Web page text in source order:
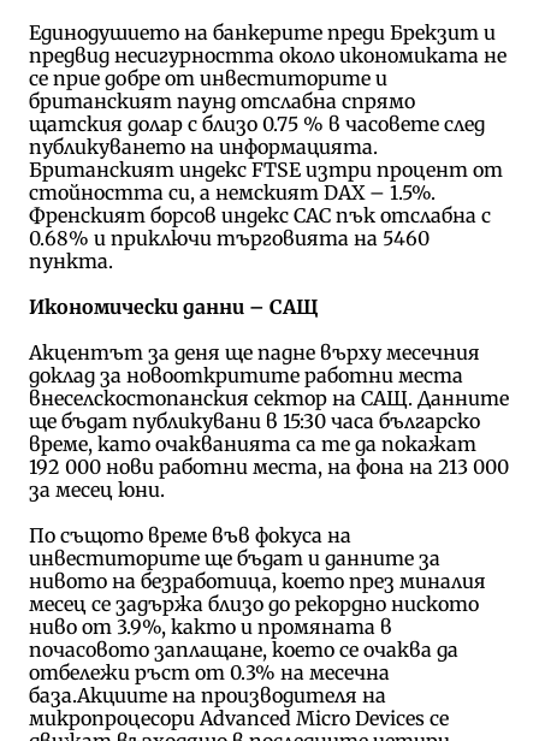
Единодушието на банкерите преди Брекзит и
предвид несигурността около икономиката не
се прие добре от инвеститорите и
британският паунд отслабна спрямо
щатския долар с близо 0.75 % в часовете след
публикуването на информацията.
Британският индекс FTSE изтри процент от
стойността си, а немският DAX – 1.5%.
Френският борсов индекс CAC пък отслабна с
0.68% и приключи търговията на 5460
пункта.
Икономически данни – САЩ
Акцентът за деня ще падне върху месечния
доклад за новооткритите работни места
внеселскостопанския сектор на САЩ. Данните
ще бъдат публикувани в 15:30 часа българско
време, като очакванията са те да покажат
192 000 нови работни места, на фона на 213 000
за месец юни.
По същото време във фокуса на
инвеститорите ще бъдат и данните за
нивото на безработица, което през миналия
месец се задържа близо до рекордно ниското
ниво от 3.9%, както и промяната в
почасовото заплащане, което се очаква да
отбележи ръст от 0.3% на месечна
база.Акциите на производителя на
микропроцесори Advanced Micro Devices се